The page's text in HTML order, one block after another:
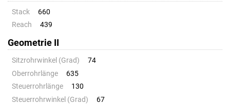
Stack
660
Reach
439
Geometrie II
Sitzrohrwinkel (Grad)
74
Oberrohrlänge
635
Steuerrohrlänge
130
Steuerrohrwinkel (Grad)
67